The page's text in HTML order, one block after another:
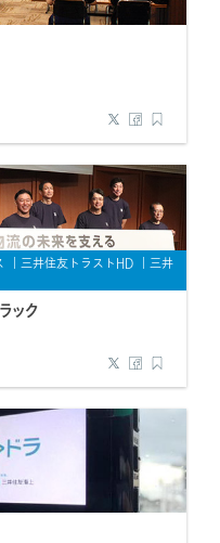
三井住友トラストHD
三井
ック